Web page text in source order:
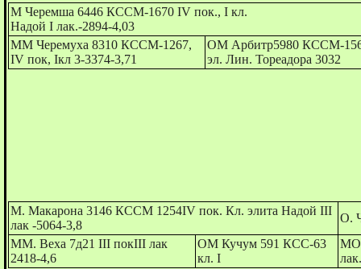
М Черемша 6446 КССМ-1670 IV пок., I кл.
Надой I лак.-2894-4,03
ММ Черемуха 8310 КССМ-1267,
IV пок, Iкл 3-3374-3,71
ОМ Арбитр5980 КССМ-
эл. Лин. Тореадора 3032
М. Макарона 3146 КССМ 1254IV пок. Кл. элита Надой III
лак -5064-3,8
О.
ММ. Веха 7д21 III покIII лак
2418-4,6
ОМ Кучум 591 КСС-63
кл. I
МО.